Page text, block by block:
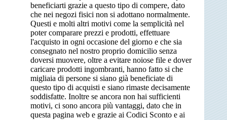
beneficiarti grazie a questo tipo di compere, dato
che nei negozi fisici non si adottano normalmente.
Questi e molti altri motivi come la semplicità nel
poter comparare prezzi e prodotti, effettuare
l'acquisto in ogni occasione del giorno e che sia
consegnato nel nostro proprio domicilio senza
doversi muovere, oltre a evitare noiose file e dover
caricare prodotti ingombranti, hanno fatto si che
migliaia di persone si siano già beneficiate di
questo tipo di acquisti e siano rimaste decisamente
soddisfatte. Inoltre se ancora non hai sufficienti
motivi, ci sono ancora più vantaggi, dato che in
questa pagina web e grazie ai Codici Sconto e ai